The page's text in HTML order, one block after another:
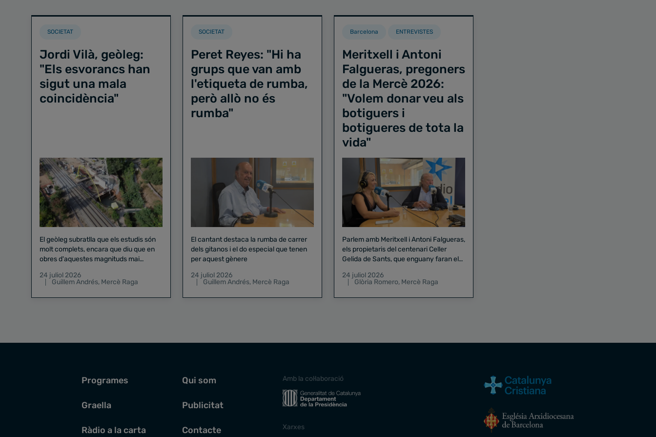
SOCIETAT
Jordi Vilà, geòleg:
"Els esvorancs han
sigut una mala
coincidència"
El geòleg subratlla que els estudis són
molt complets, encara que diu que en
obres d'aquestes magnituds mai
24 juliol 2026
Guillem Andrés, Mercè Raga
SOCIETAT
Peret Reyes: "Hi ha
grups que van amb
l'etiqueta de rumba,
però allò no és
rumba"
El cantant destaca la rumba de carrer
dels gitanos i el do especial que tenen
per aquest gènere
24 juliol 2026
Guillem Andrés, Mercè Raga
Barcelona ENTREVISTES
Meritxell i Antoni
Falgueras, pregoners
de la Mercè 2026:
"Volem donar veu als
botiguers i
botigueres de tota la
vida"
Parlem amb Meritxell i Antoni Falgueras,
els propietaris del centenari Celler
Gelida de Sants, que enguany faran el
24 juliol 2026
Glòria Romero, Mercè Raga
Programes
Graella
Ràdio a la carta
Qui som
Publicitat
Contacte
Amb la col·laboració
Xarxes